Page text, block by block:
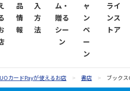
品
情
報
入
方
法
ム・
贈る
シー
ン
ャ
ン
ペ
ー
ン
ライ
ンス
トア
カードPayが使えるお店 書店 ブックス